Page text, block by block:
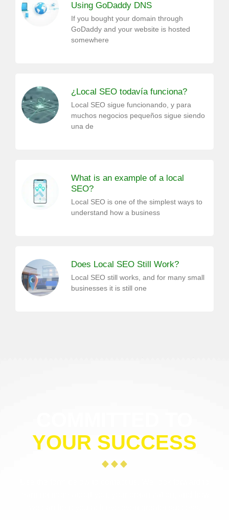
Using GoDaddy DNS
If you bought your domain through
GoDaddy and your website is hosted
somewhere
¿Local SEO todavía funciona?
Local SEO sigue funcionando, y para
muchos negocios pequeños sigue siendo
una de
What is an example of a local
SEO?
Local SEO is one of the simplest ways to
understand how a business
Does Local SEO Still Work?
Local SEO still works, and for many small
businesses it is still one
YOUR SUCCESS